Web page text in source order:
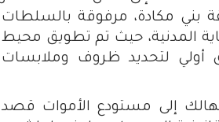
بني مكادة، مرفوقة بالسلطات
المدنية، حيث تم تطويق محيط
أولي لتحديد ظروف وملابسات
إلى مستودع الأموات قصد